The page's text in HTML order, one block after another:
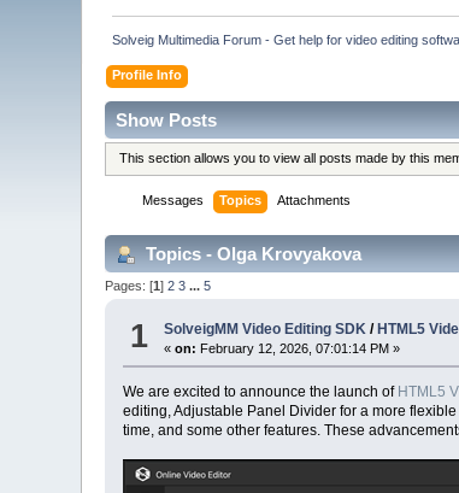
Solveig Multimedia Forum - Get help for video editing
Profile Info
Show Posts
This section allows you to view all posts made by this
Messages Topics Attachments
Topics - Olga Krovyakova
Pages: [1]2 3 ...5
1 SolveigMM Video Editing SDK / HTML5
«on: February 12, 2026, 07:01:14 PM »
We are excited to announce the launch of HTML5
editing, Adjustable Panel Divider for a more
time, and some other features. These